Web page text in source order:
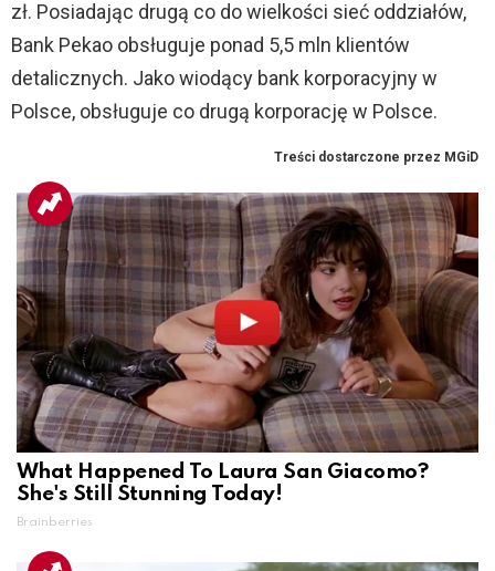
zł. Posiadając drugą co do wielkości sieć oddziałów,
Bank Pekao obsługuje ponad 5,5 mln klientów
detalicznych. Jako wiodący bank korporacyjny w
Polsce, obsługuje co drugą korporację w Polsce.
What Happened To Laura San Giacomo?
She's Still Stunning Today!
Brainberries